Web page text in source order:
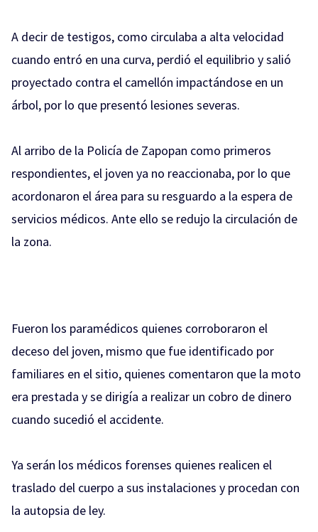
A decir de testigos, como circulaba a alta velocidad
cuando entró en una curva, perdió el equilibrio y salió
proyectado contra el camellón impactándose en un
árbol, por lo que presentó lesiones severas.
Al arribo de la Policía de Zapopan como primeros
respondientes, el joven ya no reaccionaba, por lo que
acordonaron el área para su resguardo a la espera de
servicios médicos. Ante ello se redujo la circulación de
la zona.
Fueron los paramédicos quienes corroboraron el
deceso del joven, mismo que fue identificado por
familiares en el sitio, quienes comentaron que la moto
era prestada y se dirigía a realizar un cobro de dinero
cuando sucedió el accidente.
Ya serán los médicos forenses quienes realicen el
traslado del cuerpo a sus instalaciones y procedan con
la autopsia de ley.